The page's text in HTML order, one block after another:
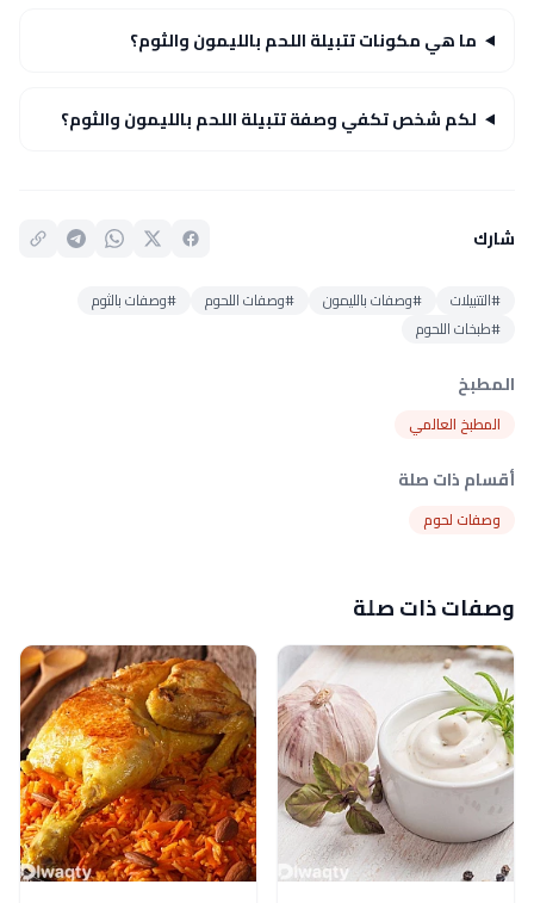
ما هي مكونات تتبيلة اللحم بالليمون والثوم؟
لكم شخص تكفي وصفة تتبيلة اللحم بالليمون والثوم؟
شارك
#التتبيلات #وصفات بالليمون #وصفات اللحوم
#وصفات بالثوم
#طبخات اللحوم
المطبخ
المطبخ العالمي
أقسام ذات صلة
وصفات لحوم
وصفات ذات صلة